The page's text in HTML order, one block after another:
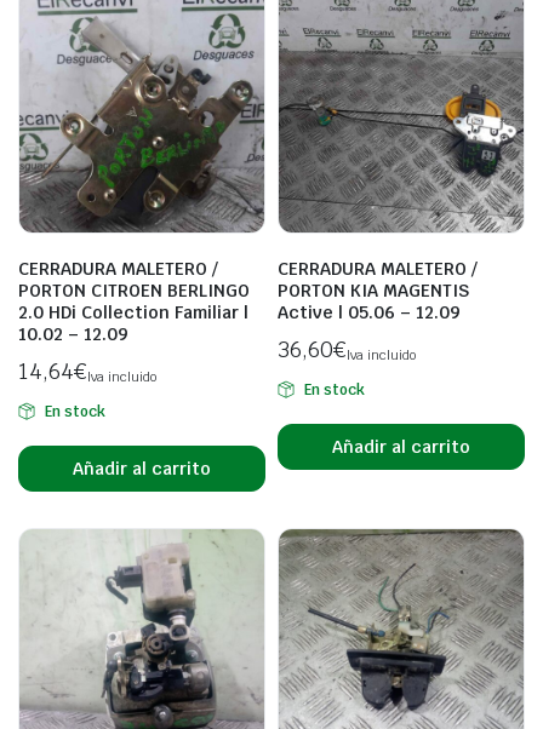
CERRADURA MALETERO /
PORTON CITROEN BERLINGO
2.0 HDi Collection Familiar |
10.02 – 12.09
14,64€Iva incluido
En stock
Añadir al carrito
CERRADURA MALETERO /
PORTON KIA MAGENTIS
Active | 05.06 – 12.09
36,60€Iva incluido
En stock
Añadir al carrito